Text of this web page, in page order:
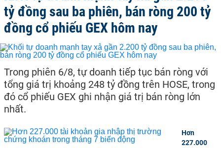
tỷ đồng sau ba phiên, bán ròng 200 tỷ
đồng cổ phiếu GEX hôm nay
Trong phiên 6/8, tự doanh tiếp tục bán ròng với
tổng giá trị khoảng 248 tỷ đồng trên HOSE, trong
đó cổ phiếu GEX ghi nhận giá trị bán ròng lớn
nhất.
Hơn
227.000